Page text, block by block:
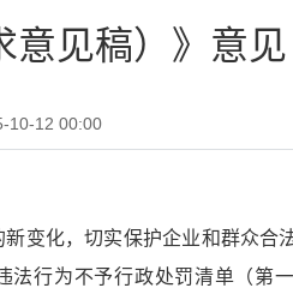
意见稿）》意
10-12 00:00
变化，切实保护企业和群众合
行为不予行政处罚清单（第